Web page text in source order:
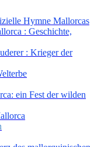
Hymne Mallorcas
: Geschichte,
: Krieger der
ein Fest der wilden